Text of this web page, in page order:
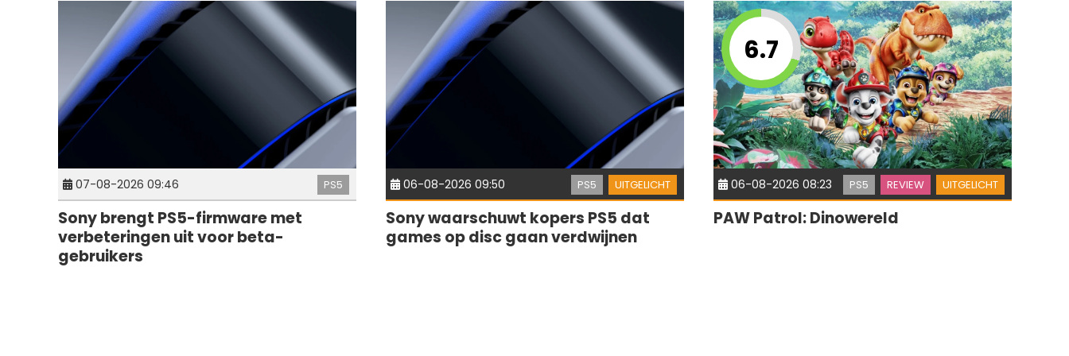
07-08-2026 09:46 PS5
Sony brengt PS5-firmware met
verbeteringen uit voor beta-
gebruikers
06-08-2026 09:50 PS5 UITGELICHT
Sony waarschuwt kopers PS5 dat
games op disc gaan verdwijnen
6.7
06-08-2026 08:23 PS5 REVIEW UITGELICHT
PAW Patrol: Dinowereld